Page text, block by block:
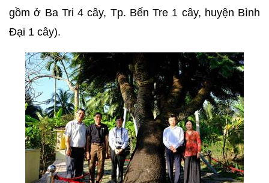
gồm ở Ba Tri 4 cây, Tp. Bến Tre 1 cây, huyện Bình
Đại 1 cây).